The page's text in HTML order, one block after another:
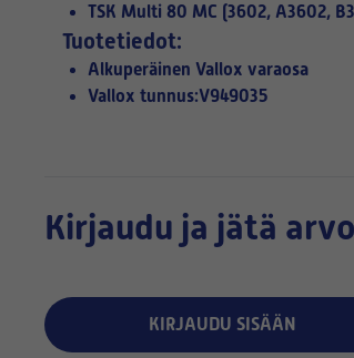
TSK Multi 80 MC (3602, A3602,
Tuotetiedot:
Alkuperäinen Vallox varaosa
Vallox tunnus:V949035
Kirjaudu ja jätä
KIRJAUDU SISÄÄN